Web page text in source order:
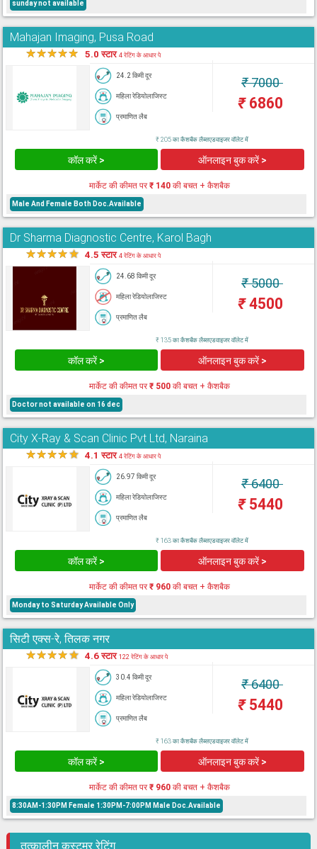
sunday not available
Mahajan Imaging, Pusa Road
★★★★★ 5.0 स्टार4 रेटिंग के आधार पे
24.2 किमी दूर
महिला रेडियोलाजिस्ट
प्रमाणित लैब
₹7000
₹6860
₹ 205 का कैशबैक लैब्सएडवाइजर वॉलेट में
कॉल करें > ऑनलाइन बुक करें >
मार्केट की कीमत पर₹ 140की बचत + कैशबैक
Male And Female Both Doc.Available
Dr Sharma Diagnostic Centre, Karol Bagh
★★★★★ 4.5 स्टार4 रेटिंग के आधार पे
24.68 किमी दूर
महिला रेडियोलाजिस्ट
प्रमाणित लैब
₹5000
₹4500
₹ 135 का कैशबैक लैब्सएडवाइजर वॉलेट में
कॉल करें > ऑनलाइन बुक करें >
मार्केट की कीमत पर₹ 500की बचत + कैशबैक
Doctor not available on 16 dec
City X-Ray & Scan Clinic Pvt Ltd, Naraina
★★★★★ 4.1 स्टार4 रेटिंग के आधार पे
26.97 किमी दूर
महिला रेडियोलाजिस्ट
प्रमाणित लैब
₹6400
₹5440
₹ 163 का कैशबैक लैब्सएडवाइजर वॉलेट में
कॉल करें > ऑनलाइन बुक करें >
मार्केट की कीमत पर₹ 960की बचत + कैशबैक
Monday to Saturday Available Only
सिटी एक्स-रे, तिलक नगर
★★★★★ 4.6 स्टार122 रेटिंग के आधार पे
30.4 किमी दूर
महिला रेडियोलाजिस्ट
प्रमाणित लैब
₹6400
₹5440
₹ 163 का कैशबैक लैब्सएडवाइजर वॉलेट में
कॉल करें > ऑनलाइन बुक करें >
मार्केट की कीमत पर₹ 960की बचत + कैशबैक
8:30AM-1:30PM Female 1:30PM-7:00PM Male Doc.Available
तत्कालीन कस्टमर रेटिंग